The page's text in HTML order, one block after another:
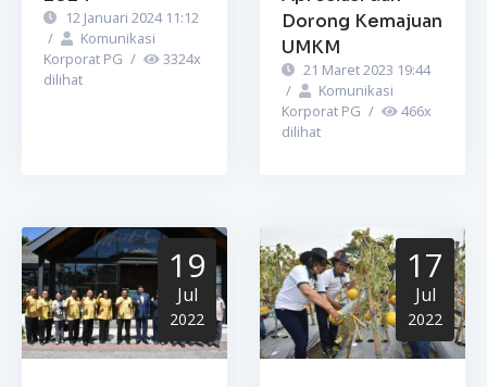
12 Januari 2024 11:12
/
Komunikasi
Korporat PG / 3324x
dilihat
Dorong Kemajuan
UMKM
21 Maret 2023 19:44
/
Komunikasi
Korporat PG / 466x
dilihat
19
Jul
2022
17
Jul
2022